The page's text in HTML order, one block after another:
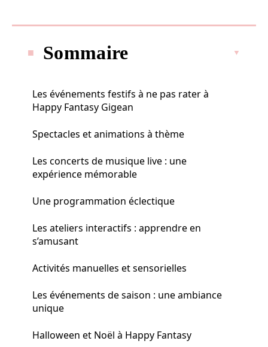
Sommaire
Les événements festifs à ne pas rater à
Happy Fantasy Gigean
Spectacles et animations à thème
Les concerts de musique live : une
expérience mémorable
Une programmation éclectique
Les ateliers interactifs : apprendre en
s’amusant
Activités manuelles et sensorielles
Les événements de saison : une ambiance
unique
Halloween et Noël à Happy Fantasy